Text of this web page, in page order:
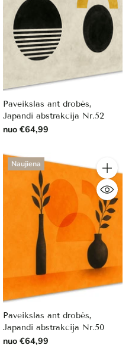
Paveikslas ant drobės,
Japandi abstrakcija Nr.52
nuo €64,99
Naujiena
Kiekis
Paveikslas ant drobės,
Japandi abstrakcija Nr.50
nuo €64,99